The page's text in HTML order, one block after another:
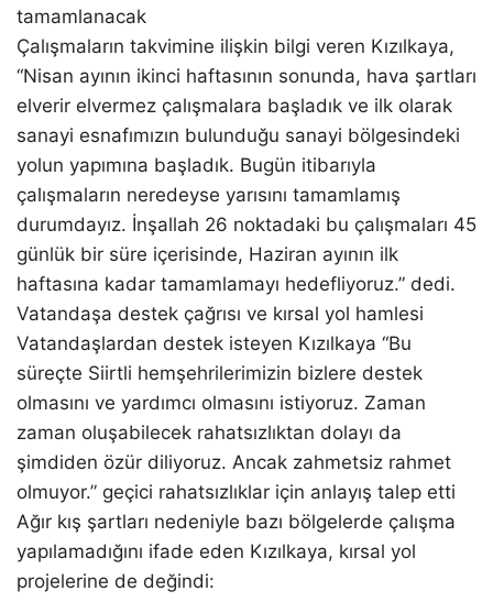
tamamlanacak
Çalışmaların takvimine ilişkin bilgi veren Kızılkaya,
“Nisan ayının ikinci haftasının sonunda, hava şartları
elverir elvermez çalışmalara başladık ve ilk olarak
sanayi esnafımızın bulunduğu sanayi bölgesindeki
yolun yapımına başladık. Bugün itibarıyla
çalışmaların neredeyse yarısını tamamlamış
durumdayız. İnşallah 26 noktadaki bu çalışmaları 45
günlük bir süre içerisinde, Haziran ayının ilk
haftasına kadar tamamlamayı hedefliyoruz.” dedi.
Vatandaşa destek çağrısı ve kırsal yol hamlesi
Vatandaşlardan destek isteyen Kızılkaya “Bu
süreçte Siirtli hemşehrilerimizin bizlere destek
olmasını ve yardımcı olmasını istiyoruz. Zaman
zaman oluşabilecek rahatsızlıktan dolayı da
şimdiden özür diliyoruz. Ancak zahmetsiz rahmet
olmuyor.” geçici rahatsızlıklar için anlayış talep etti
Ağır kış şartları nedeniyle bazı bölgelerde çalışma
yapılamadığını ifade eden Kızılkaya, kırsal yol
projelerine de değindi: